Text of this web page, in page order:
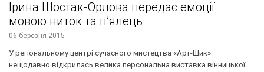
Ірина Шостак-Орлова передає емоції
мовою ниток та п’ялець
06 березня 2015
У регіональному центрі сучасного мистецтва «Арт-Шик»
нещодавно відкрилась велика персональна виставка вінницької